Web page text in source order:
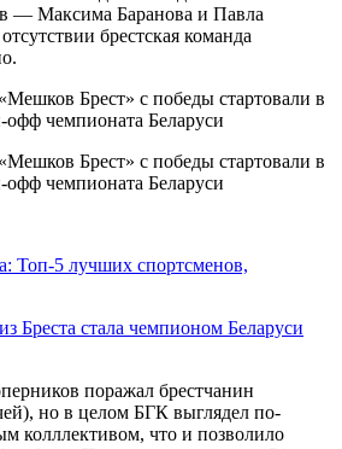
— Максима Баранова и Павла
брестская команда
Топ-5 лучших спортсменов,
Бреста стала чемпионом Беларуси
поражал брестчанин
но в целом БГК выглядел по-
колллективом, что и позволило